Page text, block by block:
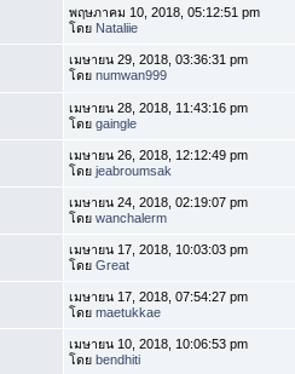
พฤษภาคม 10, 2018, 05:12:51 pm
โดย Nataliie
เมษายน 29, 2018, 03:36:31 pm
โดยnumwan999
เมษายน 28, 2018, 11:43:16 pm
โดยgaingle
เมษายน 26, 2018, 12:12:49 pm
โดยjeabroumsak
เมษายน 24, 2018, 02:19:07 pm
โดยwanchalerm
เมษายน 17, 2018, 10:03:03 pm
โดยGreat
เมษายน 17, 2018, 07:54:27 pm
โดยmaetukkae
เมษายน 10, 2018, 10:06:53 pm
โดยbendhiti